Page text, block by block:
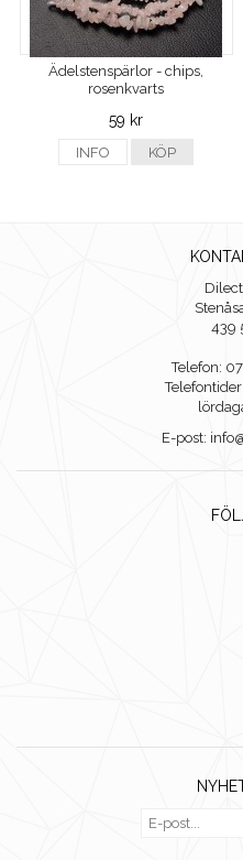
Ädelstenspärlor - chips,
rosenkvarts
59 kr
INFO KÖP
439
Telefon:
E-post: